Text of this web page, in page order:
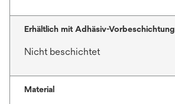
Erhältlich mit Adhäsiv-Vorbeschichtung
Nicht beschichtet
Material